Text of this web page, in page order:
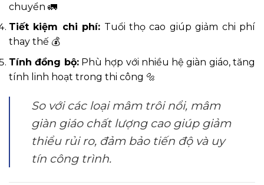
chuyển 🚛
Tiết kiệm chi phí: Tuổi thọ cao giúp giảm chi phí
thay thế 💰
Tính đồng bộ:Phù hợp với nhiều hệ giàn giáo, tăng
tính linh hoạt trong thi công 🔩
So với các loại mâm trôi nổi, mâm
giàn giáo chất lượng cao giúp giảm
thiểu rủi ro, đảm bảo tiến độ và uy
tín công trình.